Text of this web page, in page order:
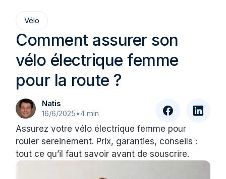
Vélo
Comment assurer son
vélo électrique femme
pour la route ?
Natis
16/6/2025•4 min
Assurez votre vélo électrique femme pour
rouler sereinement. Prix, garanties, conseils :
tout ce qu’il faut savoir avant de souscrire.